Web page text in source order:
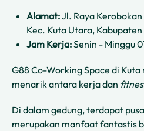
Alamat:Jl. Raya
Kec. Kuta Utara,
Jam Kerja:Senin - Minggu
G88 Co-Working Space di
menarik antara kerja dan
Di dalam gedung, terdapat
merupakan manfaat fantastis